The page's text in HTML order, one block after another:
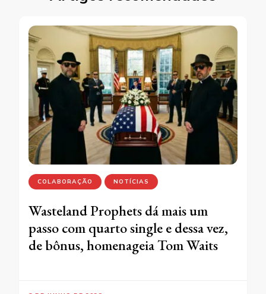
COLABORAÇÃO NOTÍCIAS
Wasteland Prophets dá mais um
passo com quarto single e dessa vez,
de bônus, homenageia Tom Waits